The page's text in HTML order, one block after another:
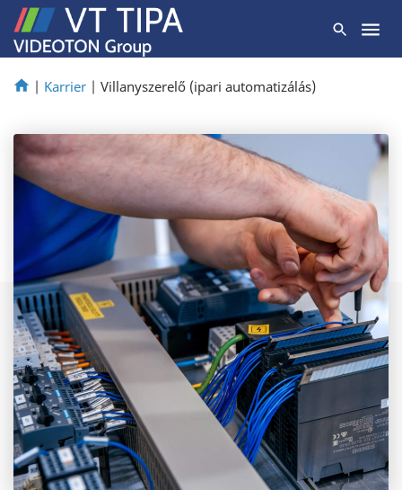
| Karrier | Villanyszerelő (ipari automatizálás)